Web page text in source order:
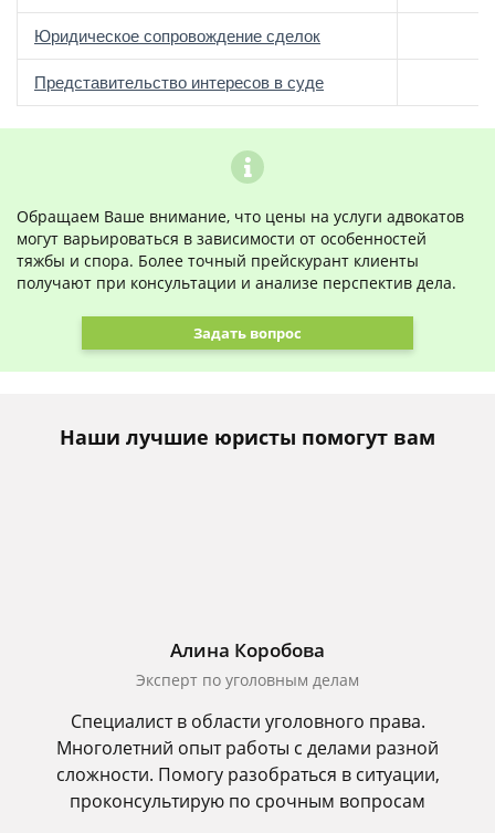
Юридическое сопровождение сделок
Представительство интересов в суде
Обращаем Ваше внимание, что цены на услуги адвокатов
могут варьироваться в зависимости от особенностей
тяжбы и спора. Более точный прейскурант клиенты
получают при консультации и анализе перспектив дела.
Задать вопрос
Наши лучшие юристы помогут вам
Алина Коробова
Эксперт по уголовным делам
Специалист в области уголовного права.
Многолетний опыт работы с делами разной
сложности. Помогу разобраться в ситуации,
проконсультирую по срочным вопросам